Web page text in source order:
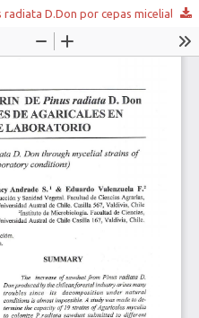
Colonización de aserrín de Pinus radiata D.Don por cepas miceliales de Agaricales en condiciones de laboratorio